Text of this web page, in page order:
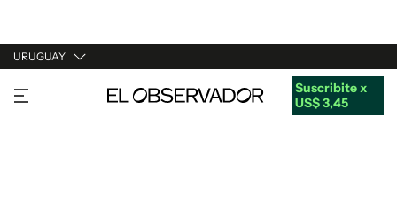
URUGUAY
URUGUAY
ARGENTINA
Suscribite x
US$ 3,45